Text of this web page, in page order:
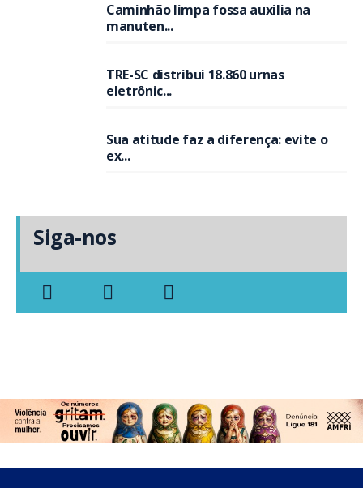
Caminhão limpa fossa auxilia na
manuten...
TRE-SC distribui 18.860 urnas
eletrônic...
Sua atitude faz a diferença: evite o
ex...
Siga-nos